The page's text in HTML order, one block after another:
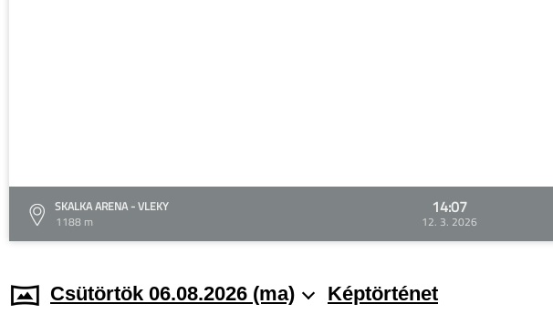
SKALKA ARENA - VLEKY
1188 m
14:07
12. 3. 2026
Csütörtök 06.08.2026 (ma) Képtörténet